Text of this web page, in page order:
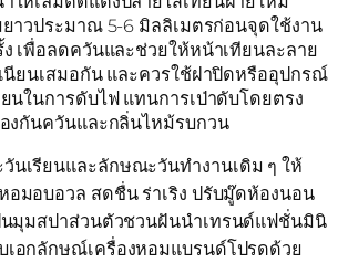
าวประมาณ 5-6 มิลลิเมตรก่อนจุดใช้งาน
เพื่อลดควันและช่วยให้หน้าเทียนละลาย
นียนเสมอกัน และควรใช้ฝาปิดหรืออุปกรณ์
นในการดับไฟ แทนการเป่าดับโดยตรง
งกันควันและกลิ่นไหม้รบกวน
นเรียนและลักษณะวันทำงานเดิม ๆ ให้
อมอบอวล สดชื่น ร่าเริง ปรับมู๊ดห้องนอน
นมุมสปาส่วนตัวชวนฝันนำเทรนด์แฟชั่นมินิ
เอกลักษณ์เครื่องหอมแบรนด์โปรดด้วย